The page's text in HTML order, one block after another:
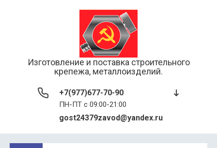
Изготовление и поставка строительного
крепежа, металлоизделий.
+7(977)677-70-90
ПН-ПТ с 09:00-21:00
gost24379zavod@yandex.ru